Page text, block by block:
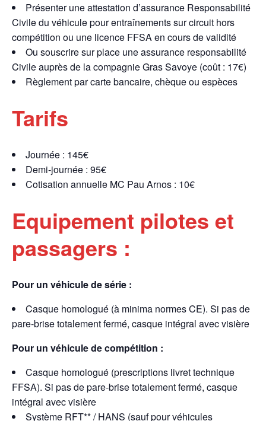
Présenter une attestation d’assurance Responsabilité
Civile du véhicule pour entraînements sur circuit hors
compétition ou une licence FFSA en cours de validité
Ou souscrire sur place une assurance responsabilité
Civile auprès de la compagnie Gras Savoye (coût : 17€)
Règlement par carte bancaire, chèque ou espèces
Tarifs
Journée : 145€
Demi-journée : 95€
Cotisation annuelle MC Pau Arnos : 10€
Equipement pilotes et
passagers :
Pour un véhicule de série :
Casque homologué (à minima normes CE). Si pas de
pare-brise totalement fermé, casque intégral avec visière
Pour un véhicule de compétition :
Casque homologué (prescriptions livret technique
FFSA). Si pas de pare-brise totalement fermé, casque
intégral avec visière
Système RFT** / HANS (sauf pour véhicules